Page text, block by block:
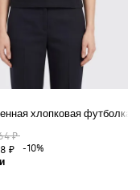
талией и кулиской
хлопковая футболка
₽
₽
-10%